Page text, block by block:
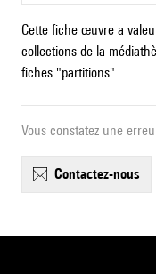
Cette fiche œuvre a
collections de la
fiches "partitions".
Vous constatez une
contactez-nous